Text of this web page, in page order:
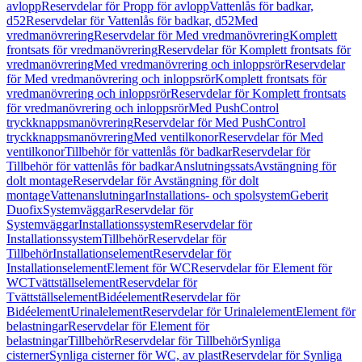
avloppReservdelar för Propp för avloppVattenlås för badkar,
d52Reservdelar för Vattenlås för badkar, d52Med
vredmanövreringReservdelar för Med vredmanövreringKomplett
frontsats för vredmanövreringReservdelar för Komplett frontsats för
vredmanövreringMed vredmanövrering och inloppsrörReservdelar
för Med vredmanövrering och inloppsrörKomplett frontsats för
vredmanövrering och inloppsrörReservdelar för Komplett frontsats
för vredmanövrering och inloppsrörMed PushControl
tryckknappsmanövreringReservdelar för Med PushControl
tryckknappsmanövreringMed ventilkonorReservdelar för Med
ventilkonorTillbehör för vattenlås för badkarReservdelar för
Tillbehör för vattenlås för badkarAnslutningssatsAvstängning för
dolt montageReservdelar för Avstängning för dolt
montageVattenanslutningarInstallations- och spolsystemGeberit
DuofixSystemväggarReservdelar för
SystemväggarInstallationssystemReservdelar för
InstallationssystemTillbehörReservdelar för
TillbehörInstallationselementReservdelar för
InstallationselementElement för WCReservdelar för Element för
WCTvättställselementReservdelar för
TvättställselementBidéelementReservdelar för
BidéelementUrinalelementReservdelar för UrinalelementElement för
belastningarReservdelar för Element för
belastningarTillbehörReservdelar för TillbehörSynliga
cisternerSynliga cisterner för WC, av plastReservdelar för Synliga